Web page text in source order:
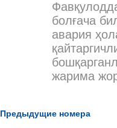
болғача
авария
жарима
Предыдущие номера